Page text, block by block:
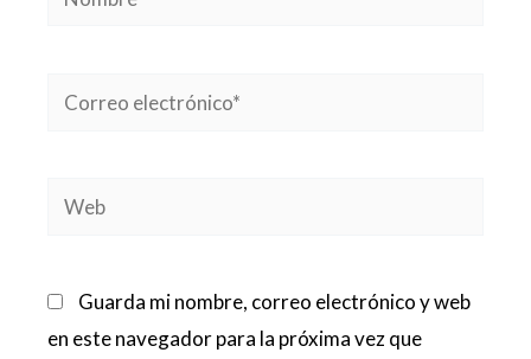
Correo
Web
Guarda mi nombre, correo electrónico y web
en este navegador para la próxima vez que